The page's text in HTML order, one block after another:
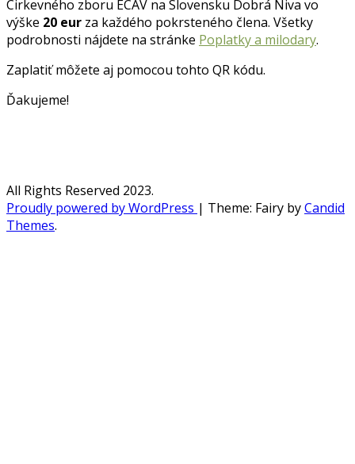
Cirkevného zboru ECAV na Slovensku Dobrá Niva vo
výške 20 eur za každého pokrsteného člena. Všetky
podrobnosti nájdete na stránke Poplatky a milodary.
Zaplatiť môžete aj pomocou tohto QR kódu.
Ďakujeme!
All Rights Reserved 2023.
Proudly powered by WordPress | Theme: Fairy byCandid
Themes.